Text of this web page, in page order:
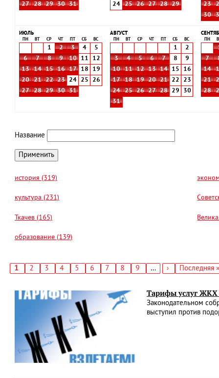
27
28 29 30 31
24
25 26 27 28 29
23
30
ИЮЛЬ
ПН ВТ СР ЧТ СБ ВС
1 2 3 4
5
6
7 8 9 10 11
12
13
14 15 16 17 18
19
20
21 22 23 24 25
26
27
28 29 30 31
АВГУСТ
ПН ВТ СР ЧТ СБ ВС
1
2
3
4 5 6 7 8
9
10
11 12 13 14 15
16
17
18 19 20 21 22
23
24
25 26 27 28 29
30
31
ПН
7
14
21
28
Название
история (319)
культура (231)
Ткачев (165)
образование (139)
Текущая
1 Страница
2 Страница
3 Страница
4 Страница
5 Страница
6 Страница
7 Страница
8 Страница
9 …
Следующая
›
Последняя
Последняя »
Тарифы услуг ЖКХ
Законодательном
выступил против